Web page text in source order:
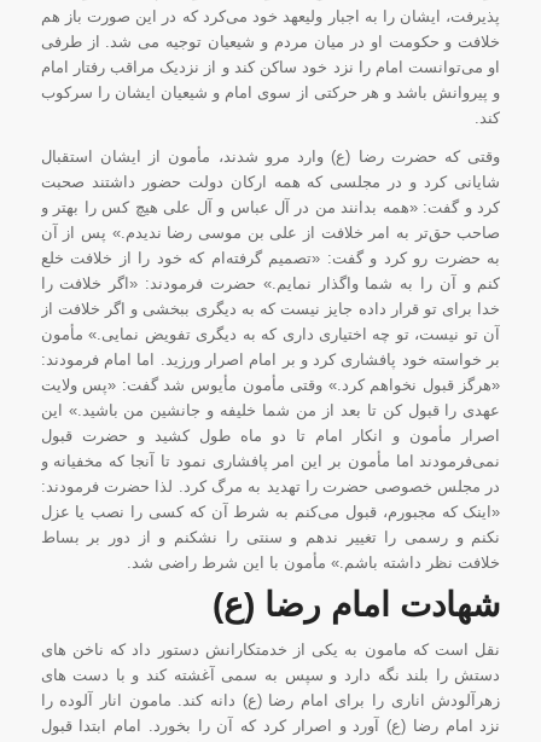
پذیرفت، ایشان را به اجبار ولیعهد خود می‌کرد که در این صورت باز هم
خلافت و حکومت او در میان مردم و شیعیان توجیه می شد. از طرفی
او می‌توانست امام را نزد خود ساکن کند و از نزدیک مراقب رفتار امام
و پیروانش باشد و هر حرکتی از سوی امام و شیعیان ایشان را سرکوب
کند.
وقتی که حضرت رضا (ع) وارد مرو شدند، مأمون از ایشان استقبال
شایانی کرد و در مجلسی که همه ارکان دولت حضور داشتند صحبت
کرد و گفت: «همه بدانند من در آل عباس و آل علی هیچ کس را بهتر و
صاحب حق‌تر به امر خلافت از علی بن موسی رضا ندیدم.» پس از آن
به حضرت رو کرد و گفت: «تصمیم گرفته‌ام که خود را از خلافت خلع
کنم و آن را به شما واگذار نمایم.» حضرت فرمودند: «اگر خلافت را
خدا برای تو قرار داده جایز نیست که به دیگری ببخشی و اگر خلافت از
آن تو نیست، تو چه اختیاری داری که به دیگری تفویض نمایی.» مأمون
بر خواسته خود پافشاری کرد و بر امام اصرار ورزید. اما امام فرمودند:‌
«هرگز قبول نخواهم کرد.» وقتی مأمون مأیوس شد گفت: «پس ولایت
عهدی را قبول کن تا بعد از من شما خلیفه و جانشین من باشید.» این
اصرار مأمون و انکار امام تا دو ماه طول کشید و حضرت قبول
نمی‌فرمودند اما مأمون بر این امر پافشاری نمود تا آنجا که مخفیانه و
در مجلس خصوصی حضرت را تهدید به مرگ کرد. لذا حضرت فرمودند:
«اینک که مجبورم، قبول می‌کنم به شرط آن که کسی را نصب یا عزل
نکنم و رسمی را تغییر ندهم و سنتی را نشکنم و از دور بر بساط
خلافت نظر داشته باشم.» مأمون با این شرط راضی شد.
شهادت ا مام رضا (ع)
نقل است که مامون به یکی از خدمتکارانش دستور داد که ناخن های
دستش را بلند نگه دارد و سپس به سمی آغشته کند و با دست های
زهرآلودش اناری را برای امام رضا (ع) دانه کند. مامون انار آلوده را
نزد امام رضا (ع) آورد و اصرار کرد که آن را بخورد. امام ابتدا قبول